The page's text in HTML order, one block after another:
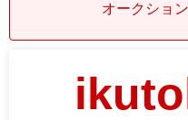
オークショ